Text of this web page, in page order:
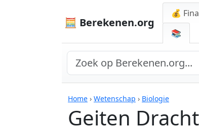
🧮 Berekenen.org
💰
📚
Home › Wetenschap › Biologie
Geiten
Geiten Dracht